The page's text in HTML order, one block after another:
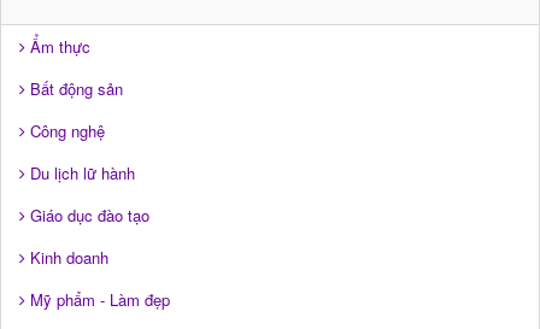
Ẩm thực
Bất động sản
Công nghệ
Du lịch lữ hành
Giáo dục đào tạo
Kinh doanh
Mỹ phẩm - Làm đẹp